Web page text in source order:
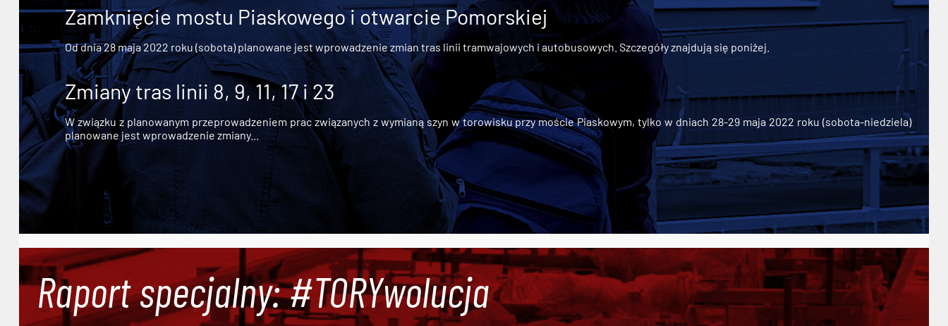
Zamknięcie mostu Piaskowego i otwarcie Pomorskiej
Od dnia 28 maja 2022 roku (sobota) planowane jest wprowadzenie zmian tras linii tramwajowych i autobusowych. Szczegóły znajdują się poniżej.
Zmiany tras linii 8, 9, 11, 17 i 23
W związku z planowanym przeprowadzeniem prac związanych z wymianą szyn w torowisku przy moście Piaskowym, tylko w dniach 28-29 maja 2022 roku (sobota-niedziela)
planowane jest wprowadzenie zmiany...
Raport specjalny: #TORYwolucja